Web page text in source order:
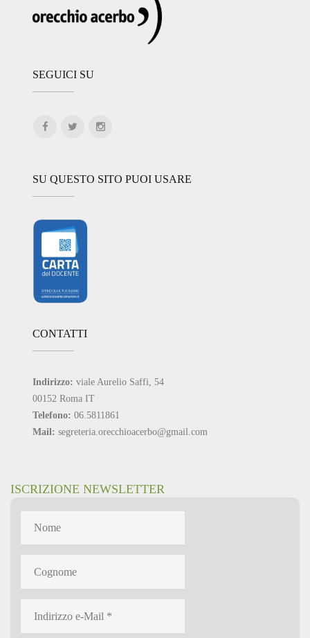
SEGUICI SU
SU QUESTO SITO PUOI USARE
CONTATTI
Indirizzo: viale Aurelio Saffi, 54
00152 Roma IT
Telefono: 06.5811861
Mail: segreteria.orecchioacerbo@gmail.com
ISCRIZIONE NEWSLETTER